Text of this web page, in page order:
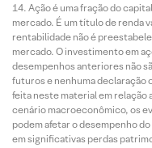
Ação é uma fração do
mercado. É um título de renda
rentabilidade não é
mercado. O investimento em
desempenhos anteriores não
futuros e nenhuma declaração
feita neste material em relação
cenário macroeconômico, os
podem afetar o desempenho
em significativas perdas